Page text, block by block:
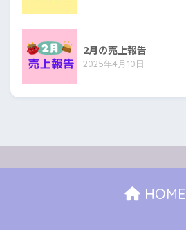
2月の売上報告
2025年4月10日
HOME